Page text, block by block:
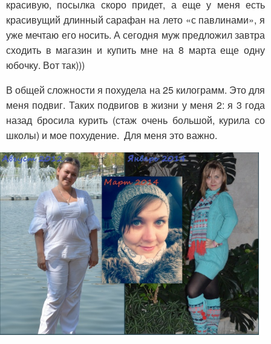
красивую, посылка скоро придет, а еще у меня есть
красивущий длинный сарафан на лето «с павлинами», я
уже мечтаю его носить. А сегодня муж предложил завтра
сходить в магазин и купить мне на 8 марта еще одну
юбочку. Вот так)))
В общей сложности я похудела на 25 килограмм. Это для
меня подвиг. Таких подвигов в жизни у меня 2: я 3 года
назад бросила курить (стаж очень большой, курила со
школы) и мое похудение. Для меня это важно.